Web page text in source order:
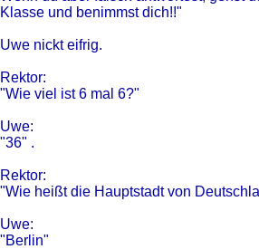
Klasse und benimmst dich!!"
Uwe nickt eifrig.
Rektor:
"Wie viel ist 6 mal 6?"
Uwe:
"36" .
Rektor:
"Wie heißt die Hauptstadt von
Uwe:
"Berlin"